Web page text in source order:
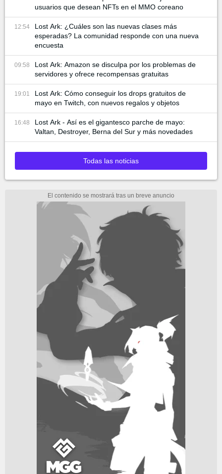
usuarios que desean NFTs en el MMO coreano
12:54
Lost Ark: ¿Cuáles son las nuevas clases más
esperadas? La comunidad responde con una nueva
encuesta
09:58
Lost Ark: Amazon se disculpa por los problemas de
servidores y ofrece recompensas gratuitas
19:01
Lost Ark: Cómo conseguir los drops gratuitos de
mayo en Twitch, con nuevos regalos y objetos
16:48
Lost Ark - Así es el gigantesco parche de mayo:
Valtan, Destroyer, Berna del Sur y más novedades
Todas las noticias